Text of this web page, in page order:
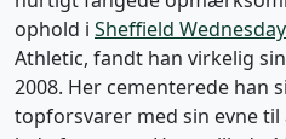
ophold i Sheffield Wednesday
Athletic, fandt han virkelig
2008. Her cementerede han
topforsvarer med sin evne